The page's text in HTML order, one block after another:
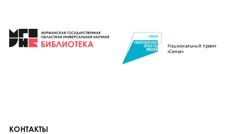
Национальный проект
«Семья»
КОНТАКТЫ